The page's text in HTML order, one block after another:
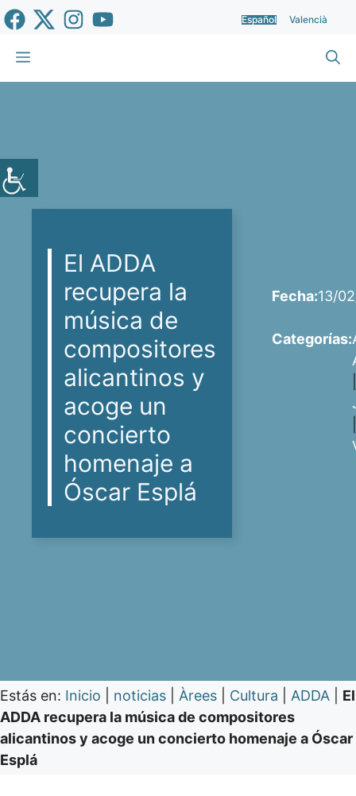
Saltar
al
contenido
Español Valencià
Menú
El ADDA
recupera la
música de
compositores
alicantinos y
acoge un
concierto
homenaje a
Óscar Esplá
Fecha:13/
Categorías:
Estás en: Inicio noticias Àrees Cultura ADDA
El
ADDA recupera la música de compositores
alicantinos y acoge un concierto homenaje a Óscar
Esplá